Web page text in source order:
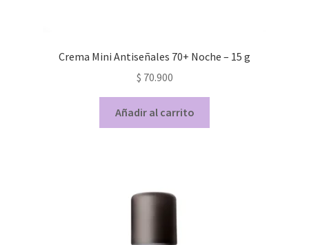
Crema Mini Antiseñales 70+ Noche – 15 g
$ 70.900
Añadir al carrito